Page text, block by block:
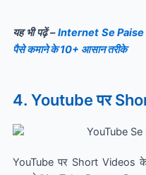
यह भी पढ़ें –Internet Se
पैसे कमाने के 10+ आसान तरीके
4. Youtube पर
YouTube पर Short Videos